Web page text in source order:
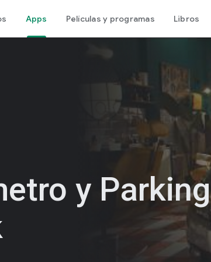
Apps Películas y programas Libros
y Parking